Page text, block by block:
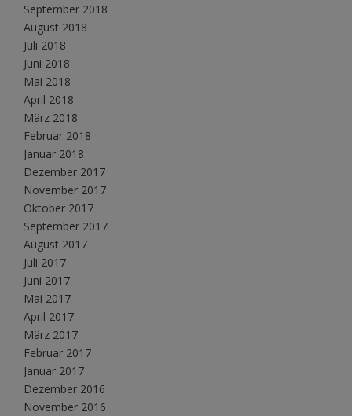
September 2018
August 2018
Juli 2018
Juni 2018
Mai 2018
April 2018
März 2018
Februar 2018
Januar 2018
Dezember 2017
November 2017
Oktober 2017
September 2017
August 2017
Juli 2017
Juni 2017
Mai 2017
April 2017
März 2017
Februar 2017
Januar 2017
Dezember 2016
November 2016